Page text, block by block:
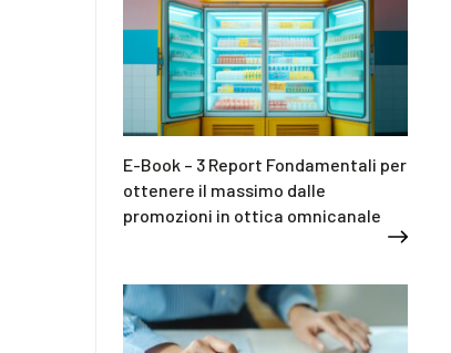
E-Book – 3 Report Fondamentali per
ottenere il massimo dalle
promozioni in ottica omnicanale